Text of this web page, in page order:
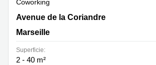
Coworking
Avenue de la Coriandre 45, Marseille
Avenue de la Coriandre
Marseille
Superficie:
2 - 40 m²